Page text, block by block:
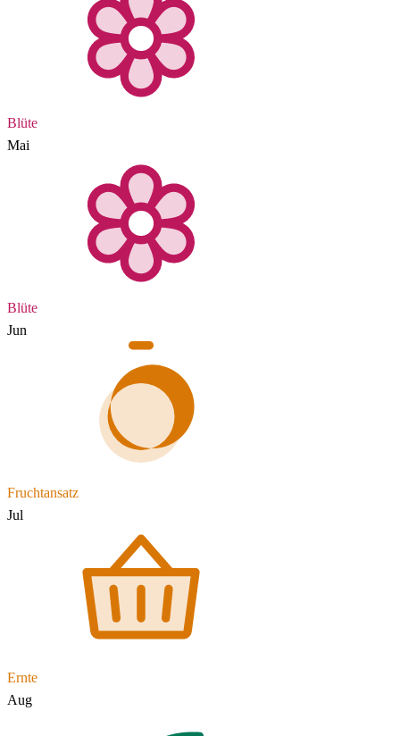
Blüte
Mai
Blüte
Jun
Fruchtansatz
Jul
Ernte
Aug